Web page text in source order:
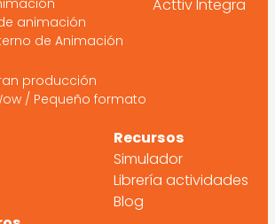
animación
de Animación
producción
/ Pequeño formato
Acttiv Integra
Recursos
Simulador
Librería actividades
Blog